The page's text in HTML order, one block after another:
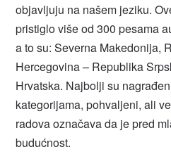
objavljuju na našem jeziku.
pristiglo više od 300 pesama
a to su: Severna Makedonija,
Hercegovina – Republika
Hrvatska. Najbolji su
kategorijama, pohvaljeni, ali
radova označava da je pred
budućnost.